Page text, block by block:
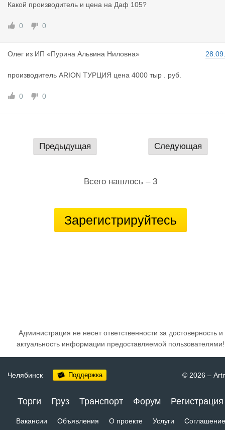
Какой производитель и цена на Даф 105?
0 0
Олег из ИП «Пурина Альвина Ниловна»
производитель ARION ТУРЦИЯ цена 4000 тыр . руб.
0 0
Предыдущая Следующая
Всего нашлось – 3
Зарегистрируйтесь
Администрация не несет ответственности за достоверность и
актуальность информации предоставляемой пользователями!
Челябинск Поддержка © 2026 –
Торги Груз Транспорт Форум Регистрация
Вакансии Объявления О проекте Услуги Соглашение